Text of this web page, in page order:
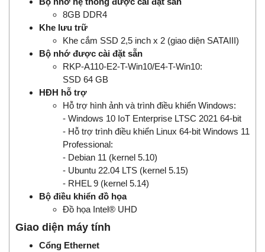
8GB DDR4
Khe lưu trữ
Khe cắm SSD 2,5 inch x 2 (giao diện SATAIII)
Bộ nhớ được cài đặt sẵn
RKP-A110-E2-T-Win10/E4-T-Win10:
SSD 64 GB
HĐH hỗ trợ
Hỗ trợ hình ảnh và trình điều khiển Windows:
- Windows 10 IoT Enterprise LTSC 2021 64-bit
- Hỗ trợ trình điều khiển Linux 64-bit Windows 11
Professional:
- Debian 11 (kernel 5.10)
- Ubuntu 22.04 LTS (kernel 5.15)
- RHEL 9 (kernel 5.14)
Bộ điều khiển đồ họa
Đồ họa Intel® UHD
Giao diện máy tính
Cổng Ethernet